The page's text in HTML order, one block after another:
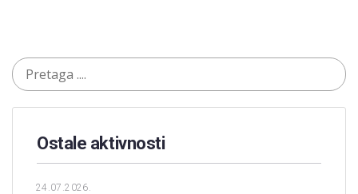
Ostale aktivnosti
24.07.2026.